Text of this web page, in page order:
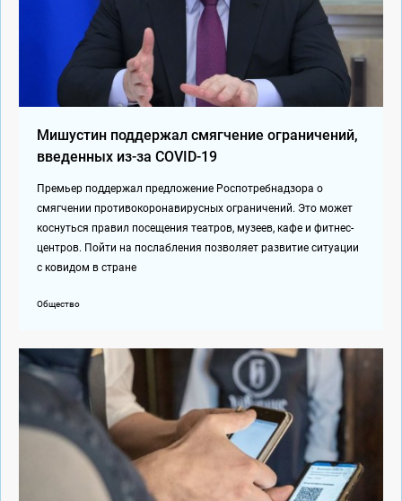
Мишустин поддержал смягчение ограничений,
введенных из-за COVID-19
Премьер поддержал предложение Роспотребнадзора о
смягчении противокоронавирусных ограничений. Это может
коснуться правил посещения театров, музеев, кафе и фитнес-
центров. Пойти на послабления позволяет развитие ситуации
с ковидом в стране
Общество